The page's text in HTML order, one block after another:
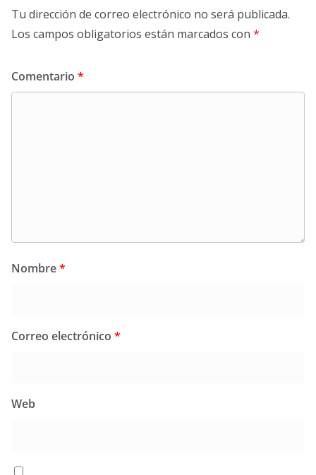
Tu dirección de correo electrónico no será publicada.
Los campos obligatorios están marcados con *
Comentario *
Nombre*
Correo electrónico *
Web